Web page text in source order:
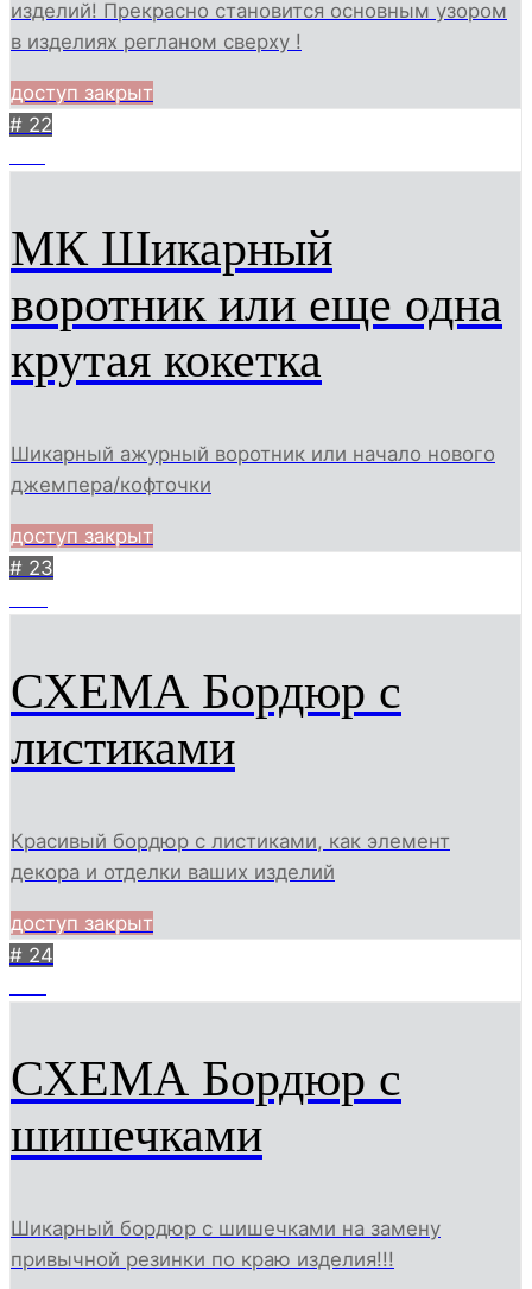
изделий! Прекрасно становится основным узором
в изделиях регланом сверху !
доступ закрыт
# 22
МК Шикарный
воротник или еще одна
крутая кокетка
Шикарный ажурный воротник или начало нового
джемпера/кофточки
доступ закрыт
# 23
СХЕМА Бордюр с
листиками
Красивый бордюр с листиками, как элемент
декора и отделки ваших изделий
доступ закрыт
# 24
СХЕМА Бордюр с
шишечками
Шикарный бордюр с шишечками на замену
привычной резинки по краю изделия!!!